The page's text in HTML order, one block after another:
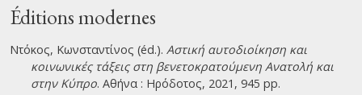
Éditions modernes
Ντόκος, Κωνσταντίνος (éd.). Αστική αυτοδιοίκηση και
κοινωνικές τάξεις στη βενετοκρατούμενη Ανατολή και
στην Κύπρο. Αθήνα : Ηρόδοτος, 2021, 945 pp.